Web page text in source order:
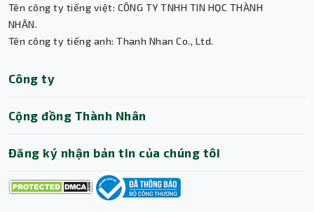
Tên công ty tiếng việt: CÔNG TY TNHH TIN HỌC THÀNH
NHÂN.
Tên công ty tiếng anh: Thanh Nhan Co., Ltd.
Công ty
Cộng đồng Thành Nhân
Đăng ký nhận bản tin của chúng tôi